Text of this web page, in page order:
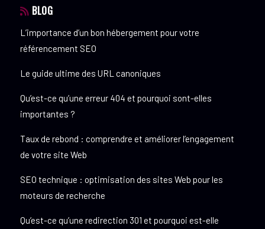
BLOG
L’importance d’un bon hébergement pour votre
référencement SEO
Le guide ultime des URL canoniques
Qu’est-ce qu’une erreur 404 et pourquoi sont-elles
importantes ?
Taux de rebond : comprendre et améliorer l’engagement
de votre site Web
SEO technique : optimisation des sites Web pour les
moteurs de recherche
Qu’est-ce qu’une redirection 301 et pourquoi est-elle